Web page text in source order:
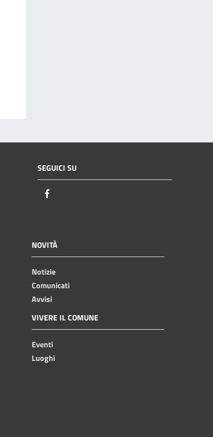
SEGUICI SU
NOVITÀ
Notizie
Comunicati
Avvisi
VIVERE IL COMUNE
Eventi
Luoghi